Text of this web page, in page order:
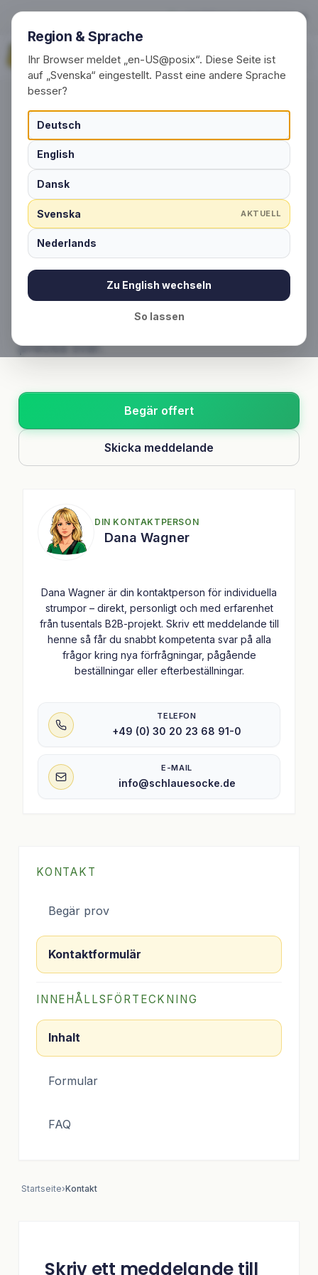
Kontakta oss direkt.Service
Region & Sprache
Ihr Browser meldet „en-US@posix“. Diese Seite ist
auf „Svenska“ eingestellt. Passt eine andere Sprache
besser?
Deutsch
English
Dansk
Svenska AKTUELL
Nederlands
Zu English wechseln
So lassen
+49 (0) 30 / 20 23 68 91-0
Begär nu
KONTAKT & FÖRFRÅGNINGAR
Kontakta oss direkt.
Service som slår dig med
häpnad.
Planerar du ett evenemang, en
Genom detta kontakt- och
förfrågningscenter når du vårt team
precisa svar.
Begär offert
Skicka meddelande
DIN KONTAKTPERSON
Dana Wagner
Dana Wagner är din kontaktperson för individuella
strumpor – direkt, personligt och med erfarenhet
från tusentals B2B-projekt. Skriv ett meddelande till
henne så får du snabbt kompetenta svar på alla
frågor kring nya förfrågningar, pågående
beställningar eller efterbeställningar.
TELEFON
+49 (0) 30 20 23 68 91-0
E-MAIL
info@schlauesocke.de
KONTAKT
Begär prov
Kontaktformulär
INNEHÅLLSFÖRTECKNING
Inhalt
Formular
FAQ
Startseite›Kontakt
Skriv ett meddelande till